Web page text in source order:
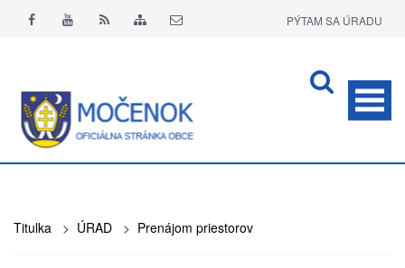
PÝTAM SA ÚRADU
Titulka > ÚRAD > Prenájom priestorov